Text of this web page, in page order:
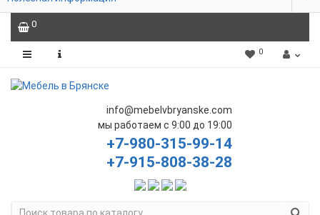
0
0
info@mebelvbryanske.com
мы работаем с 9:00 до 19:00
+7-980-315-99-14
+7-915-808-38-28